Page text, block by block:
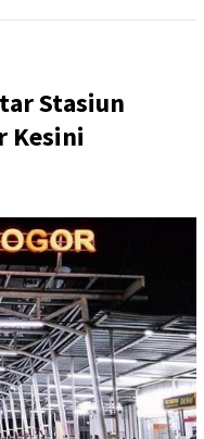
Stasiun
Kesini